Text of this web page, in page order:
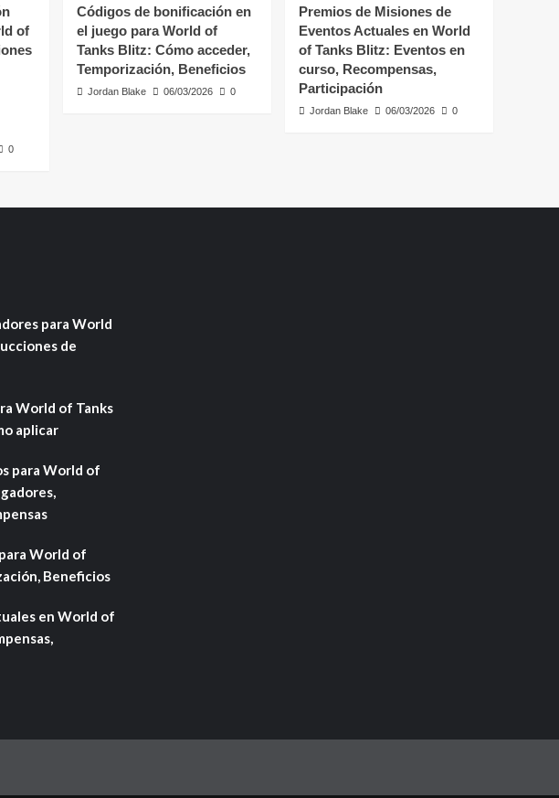
of
0
Códigos de bonificación en
el juego para World of
Tanks Blitz: Cómo acceder,
Temporización, Beneficios
Jordan Blake 06/03/2026 0
Premios de Misiones de
Eventos Actuales en World
of Tanks Blitz: Eventos en
curso, Recompensas,
Participación
Jordan Blake 06/03/2026 0
para World
de
World of Tanks
aplicar
para World of
World of
Beneficios
en World of